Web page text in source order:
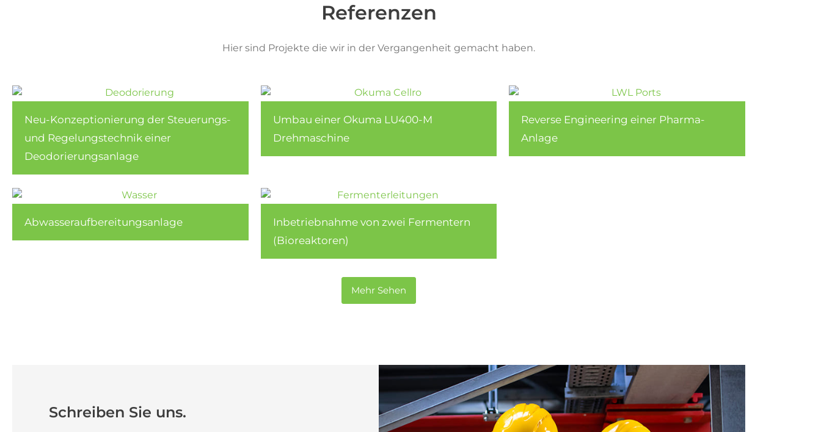
Referenzen
Hier sind Projekte die wir in der Vergangenheit gemacht haben.
Neu-Konzeptionierung der Steuerungs-
und Regelungstechnik einer
Deodorierungsanlage
Umbau einer Okuma LU400-M
Drehmaschine
Reverse Engineering einer Pharma-
Anlage
Abwasseraufbereitungsanlage
Inbetriebnahme von zwei Fermentern
(Bioreaktoren)
Mehr Sehen
Schreiben Sie uns.